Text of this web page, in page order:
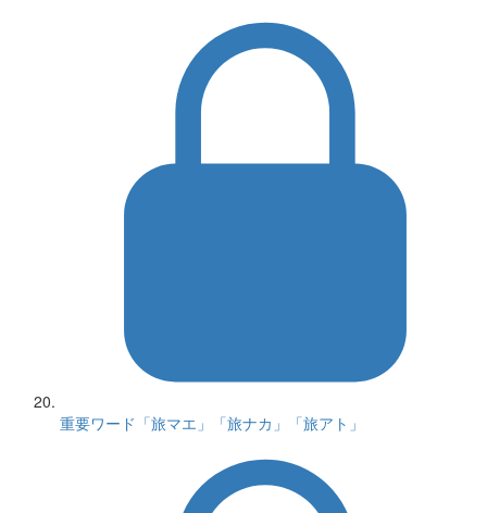
重要ワード「旅マエ」「旅ナカ」「旅アト」